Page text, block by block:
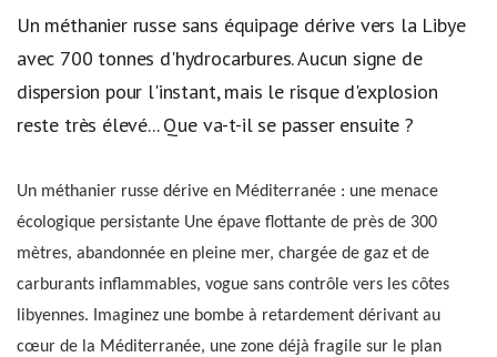
Un méthanier russe sans équipage dérive vers la Libye
avec 700 tonnes d'hydrocarbures. Aucun signe de
dispersion pour l'instant, mais le risque d'explosion
reste très élevé... Que va-t-il se passer ensuite ?
Un méthanier russe dérive en Méditerranée : une menace
écologique persistante Une épave flottante de près de 300
mètres, abandonnée en pleine mer, chargée de gaz et de
carburants inflammables, vogue sans contrôle vers les côtes
libyennes. Imaginez une bombe à retardement dérivant au
cœur de la Méditerranée, une zone déjà fragile sur le plan